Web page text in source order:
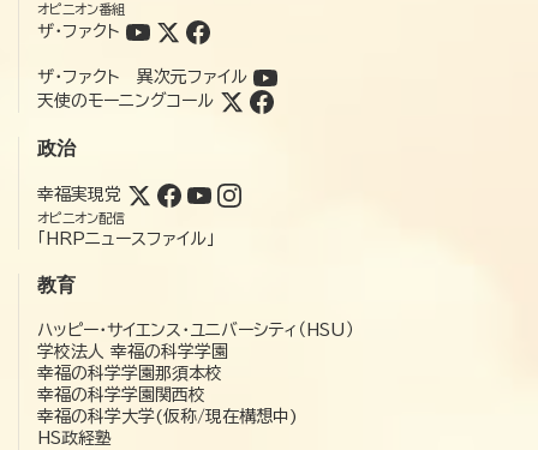
オピニオン番組
ザ・ファクト
ザ・ファクト 異次元ファイル
天使のモーニングコール
政治
幸福実現党
オピニオン配信
「HRPニュースファイル」
教育
ハッピー・サイエンス・ユニバーシティ（HSU）
学校法人 幸福の科学学園
幸福の科学学園那須本校
幸福の科学学園関西校
幸福の科学大学(仮称/現在構想中)
HS政経塾